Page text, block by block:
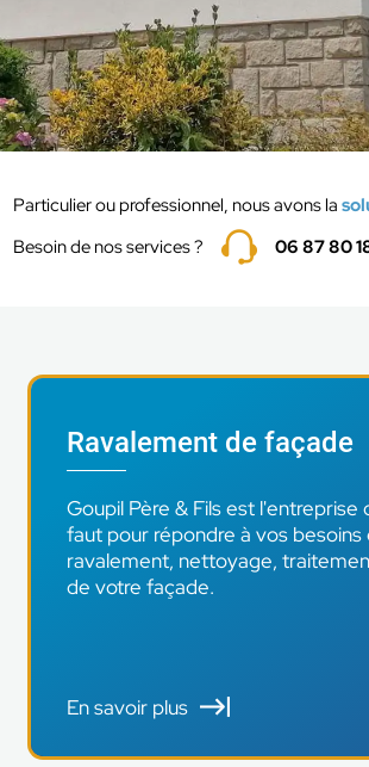
Particulier ou professionnel, nous avons la
Besoin de nos services ?
06 87 80
Ravalement de façade
Goupil Père & Fils est l'entreprise
faut pour répondre à vos besoins
ravalement, nettoyage,
de votre façade.
En savoir plus